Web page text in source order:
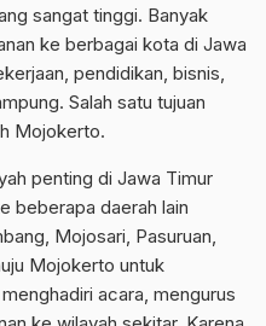
sangat tinggi. Banyak
ke berbagai kota di Jawa
pendidikan, bisnis,
Salah satu tujuan
Mojokerto.
penting di Jawa Timur
beberapa daerah lain
Mojosari, Pasuruan,
Mojokerto untuk
acara, mengurus